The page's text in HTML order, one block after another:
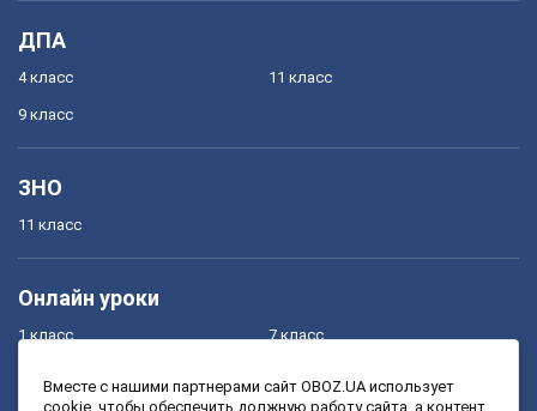
ДПА
4 класс
9 класс
11 класс
ЗНО
11 класс
Онлайн уроки
1 класс 7 класс
Вместе с нашими партнерами сайт OBOZ.UA использует
cookie, чтобы обеспечить должную работу сайта, а контент